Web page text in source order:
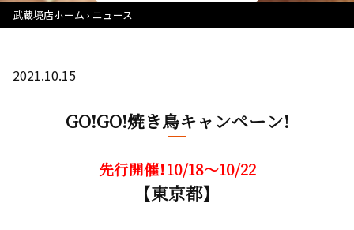
武蔵境店ホーム ニュース
2021.10.15
GO!GO!焼き鳥キャンペーン!
先行開催！10/18～10/22
【東京都】